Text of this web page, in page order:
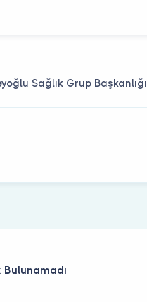
Sağlık Grup Başkanlığı
Bulunamadı